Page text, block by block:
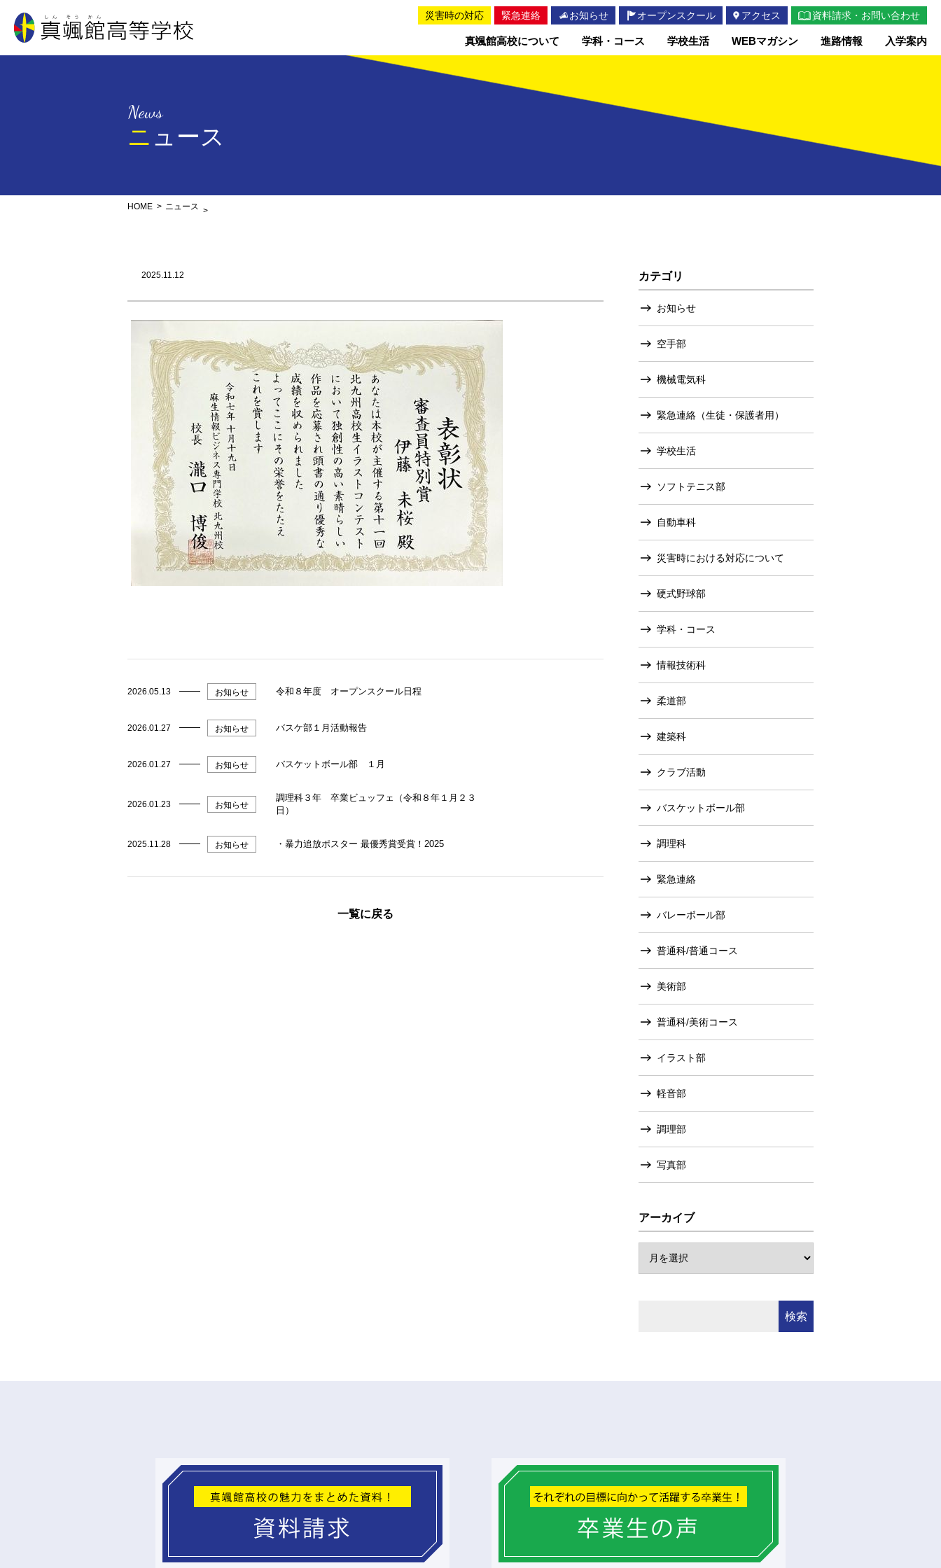
真颯館高校について
学科・コース 学校生活 WEBマガシン 進路情報 入学案内
災害時の対応 緊急連絡 お知らせ オープンスクール アクセス 資料請求・お問い合わせ
News
ニュース
HOME ニュース
2025.11.12
2026.05.13 お知らせ 令和８年度 オープンスクール日程
2026.01.27 お知らせ バスケ部１月活動報告
2026.01.27 お知らせ バスケットボール部 １月
2026.01.23 お知らせ
調理科３年 卒業ビュッフェ（令和８年１月２３
日）
2025.11.28 お知らせ ・暴力追放ポスター 最優秀賞受賞！2025
一覧に戻る
カテゴリ
お知らせ
空手部
機械電気科
緊急連絡（生徒・保護者用）
学校生活
ソフトテニス部
自動車科
災害時における対応について
硬式野球部
学科・コース
情報技術科
柔道部
建築科
クラブ活動
バスケットボール部
調理科
緊急連絡
バレーボール部
普通科/普通コース
美術部
普通科/美術コース
イラスト部
軽音部
調理部
写真部
アーカイブ